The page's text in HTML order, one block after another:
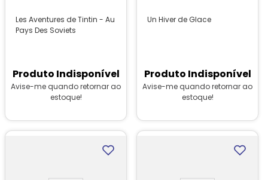
Les Aventures de Tintin - Au
Pays Des Soviets
Produto Indisponível
Avise-me quando retornar ao
estoque!
Un Hiver de Glace
Produto Indisponível
Avise-me quando retornar ao
estoque!